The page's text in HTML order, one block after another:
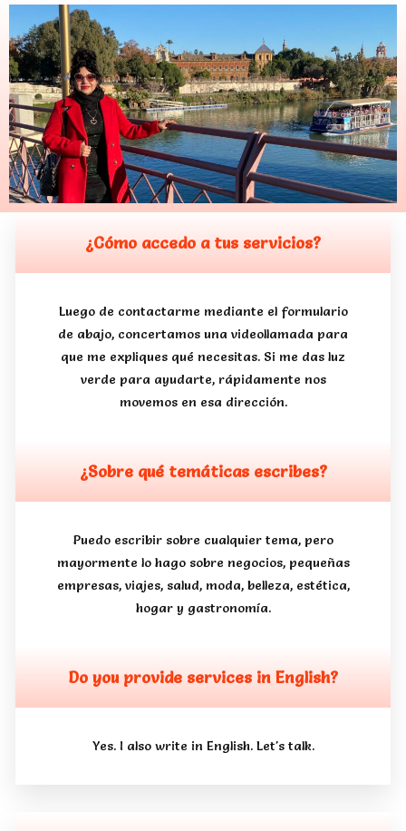
¿Cómo accedo a tus servicios?
Luego de contactarme mediante el formulario
de abajo, concertamos una videollamada para
que me expliques qué necesitas. Si me das luz
verde para ayudarte, rápidamente nos
movemos en esa dirección.
¿Sobre qué temáticas escribes?
Puedo escribir sobre cualquier tema, pero
mayormente lo hago sobre negocios, pequeñas
empresas, viajes, salud, moda, belleza, estética,
hogar y gastronomía.
Do you provide services in English?
Yes. I also write in English. Let's talk.